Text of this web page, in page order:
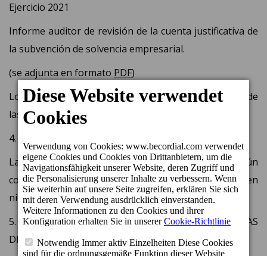
Ejercicio 2021
Informe auditor de revisión de la cuenta justificativa de
la subvención de solvencia empresarial.
(se adjunta en formato PDF)
Los informes auditores se encuentran en el enlace de
las respectivas cuentas anuales.
4. INFORMACION SOBRE CONTRATACION PÚBLICA
La entidad no ha suscrito en el último año ningún
contrato directo, contrato menor ni ha participado en
ninguna licitación con ninguna entidad pública.
5. INFORMACION SOBRE CONVENIOS Y ENCOMIENDAS
DE GESTIÓN